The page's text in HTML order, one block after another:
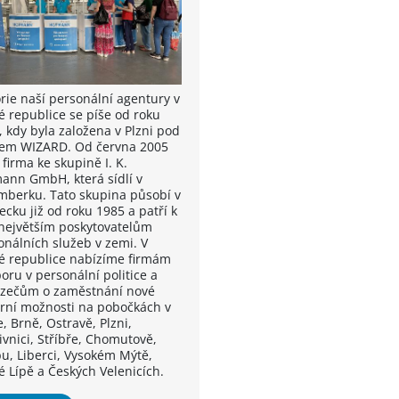
naší personální agentury v
republice se píše od roku
kdy byla založena v Plzni pod
WIZARD. Od června 2005
ke skupině I. K.
GmbH, která sídlí v
Tato skupina působí v
již od roku 1985 a patří k
poskytovatelům
služeb v zemi. V
republice nabízíme firmám
v personální politice a
o zaměstnání nové
možnosti na pobočkách v
Brně, Ostravě, Plzni,
Stříbře, Chomutově,
Liberci, Vysokém Mýtě,
Lípě a Českých Velenicích.